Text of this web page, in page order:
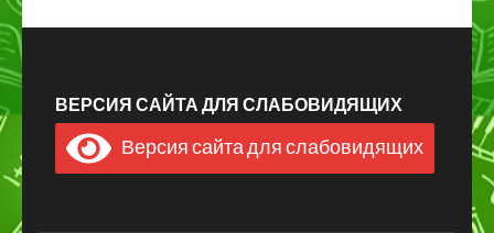
ВЕРСИЯ САЙТА ДЛЯ СЛАБОВИДЯЩИХ
Версия сайта для слабовидящих